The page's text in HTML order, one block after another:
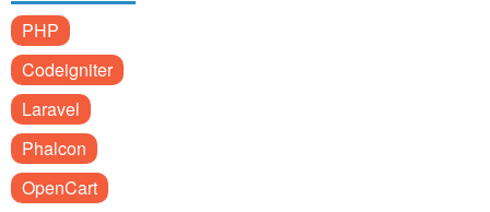
PHP
Codeigniter
Laravel
Phalcon
OpenCart